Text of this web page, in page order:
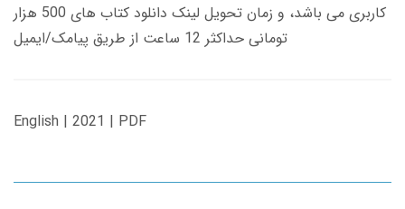
کاربری می باشد، و زمان تحویل لینک دانلود کتاب های 500 هزار
تومانی حداکثر 12 ساعت از طریق پیامک/ایمیل
English | 2021 | PDF